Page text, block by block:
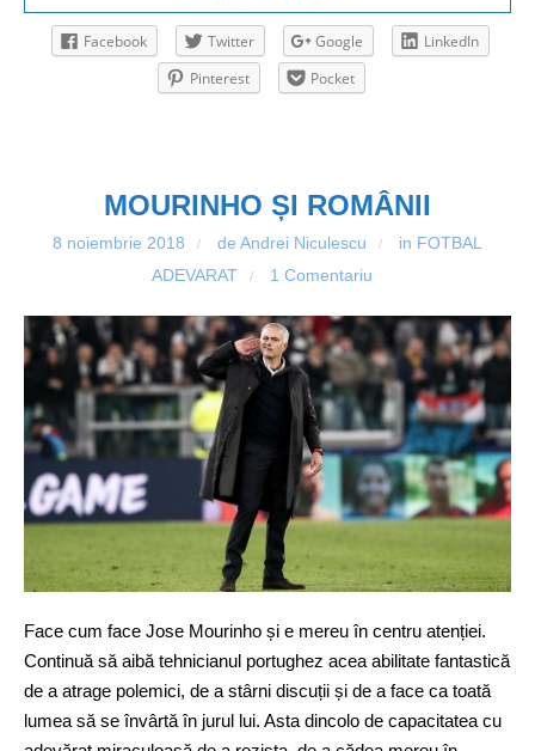
Facebook Twitter Google
LinkedIn
Pinterest
Pocket
MOURINHO ȘI ROMÂNII
8 noiembrie 2018 / de Andrei Niculescu / in FOTBAL
ADEVARAT
/ 1 Comentariu
Face cum face Jose Mourinho și e mereu în centru atenției.
Continuă să aibă tehnicianul portughez acea abilitate fantastică
de a atrage polemici, de a stârni discuții și de a face ca toată
lumea să se învârtă în jurul lui. Asta dincolo de capacitatea cu